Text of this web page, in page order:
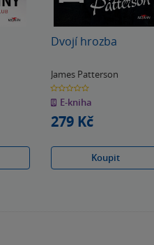
Dvojí hrozba
James Patterson
0.0
z
5
hvězdiček
E-kniha
279 Kč
Koupit